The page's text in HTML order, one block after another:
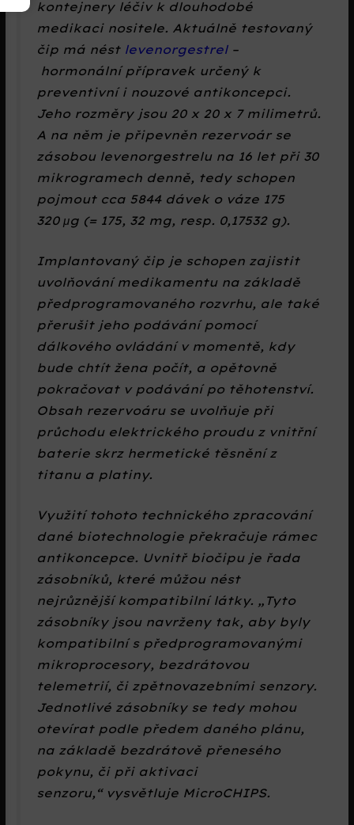
kontejnery léčiv k dlouhodobé
medikaci nositele. Aktuálně testovaný
čip má nést levenorgestrel–
hormonální přípravek určený k
preventivní i nouzové antikoncepci.
Jeho rozměry jsou 20 x 20 x 7 milimetrů.
A na něm je připevněn rezervoár se
zásobou levenorgestrelu na 16 let při 30
mikrogramech denně, tedy schopen
pojmout cca 5844 dávek o váze 175
320 μg (= 175, 32 mg, resp. 0,17532 g).
Implantovaný čip je schopen zajistit
uvolňování medikamentu na základě
předprogramovaného rozvrhu, ale také
přerušit jeho podávání pomocí
dálkového ovládání v momentě, kdy
bude chtít žena počít, a opětovně
pokračovat v podávání po těhotenství.
Obsah rezervoáru se uvolňuje při
průchodu elektrického proudu z vnitřní
baterie skrz hermetické těsnění z
titanu a platiny.
Využití tohoto technického zpracování
dané biotechnologie překračuje rámec
antikoncepce. Uvnitř biočipu je řada
zásobníků, které můžou nést
nejrůznější kompatibilní látky.
Tyto
zásobníky jsou navrženy tak, aby byly
kompatibilní s předprogramovanými
mikroprocesory, bezdrátovou
telemetrií, či zpětnovazebními senzory.
Jednotlivé zásobníky se tedy mohou
otevírat podle předem daného plánu,
na základě bezdrátově přenesého
pokynu, či při aktivaci
senzoru, vysvětluje MicroCHIPS.